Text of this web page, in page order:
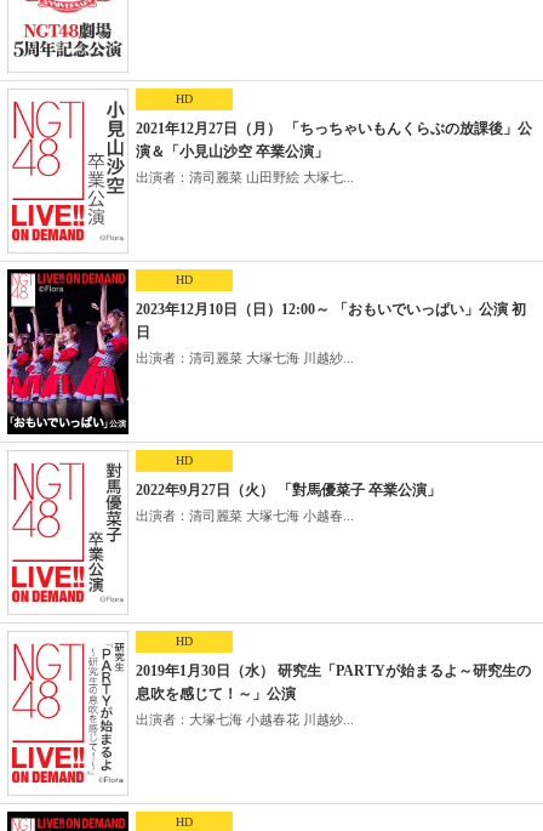
HD
2021年12月27日（月） 「ちっちゃいもんくらぶの放課後」公
演＆「小見山沙空 卒業公演」
出演者：清司麗菜 山田野絵 大塚七...
HD
2023年12月10日（日）12:00～ 「おもいでいっぱい」公演 初
日
出演者：清司麗菜 大塚七海 川越紗...
HD
2022年9月27日（火） 「對馬優菜子 卒業公演」
出演者：清司麗菜 大塚七海 小越春...
HD
2019年1月30日（水） 研究生「PARTYが始まるよ～研究生の
息吹を感じて！～」公演
出演者：大塚七海 小越春花 川越紗...
HD